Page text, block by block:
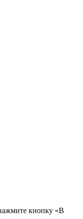
кнопку «В